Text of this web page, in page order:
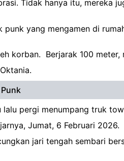
Tidak hanya itu, mereka
yang mengamen di
korban. Berjarak 100
pergi menumpang truk
Jumat, 6 Februari 2026.
jari tengah sembari